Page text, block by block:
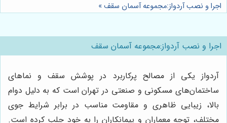
اجرا و نصب آردواز:مجموعه آسمان سقف»
اجرا و نصب آردواز:مجموعه آسمان سقف
آردواز یکی از مصالح پرکاربرد در پوشش سقف و نماهای
ساختمان‌های مسکونی و صنعتی در تهران است که به دلیل دوام
بالا، زیبایی ظاهری و مقاومت مناسب در برابر شرایط جوی
مختلف، توجه معماران و پیمانکاران را به خود جلب کرده است.